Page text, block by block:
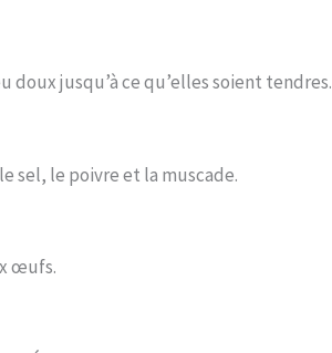
doux jusqu’à ce qu’elles soient tendres.
sel, le poivre et la muscade.
œufs.